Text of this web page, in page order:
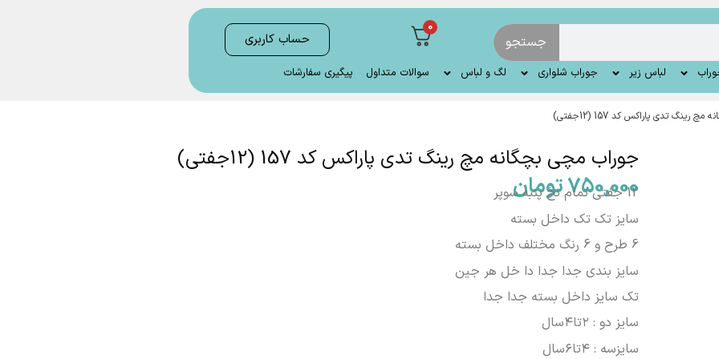
جستجو
0
حساب کاربری
لباس زیر جوراب شلواری لگ و لباس سوالات متداول پیگیری سفارشات
تدی پاراکس کد 157 (12جفتی)
جوراب مچی بچگانه مچ رینگ تدی پاراکس کد 157 (12جفتی)
750,000تومان
12 جفتی تمام نخ پنبه سوپر
سایز تک تک داخل بسته
6 طرح و 6 رنگ مختلف داخل بسته
سایز بندی جدا جدا دا خل هر جین
تک سایز داخل بسته جدا جدا
سایز دو : ۲تا۴سال
سایزسه : ۴تا۶سال